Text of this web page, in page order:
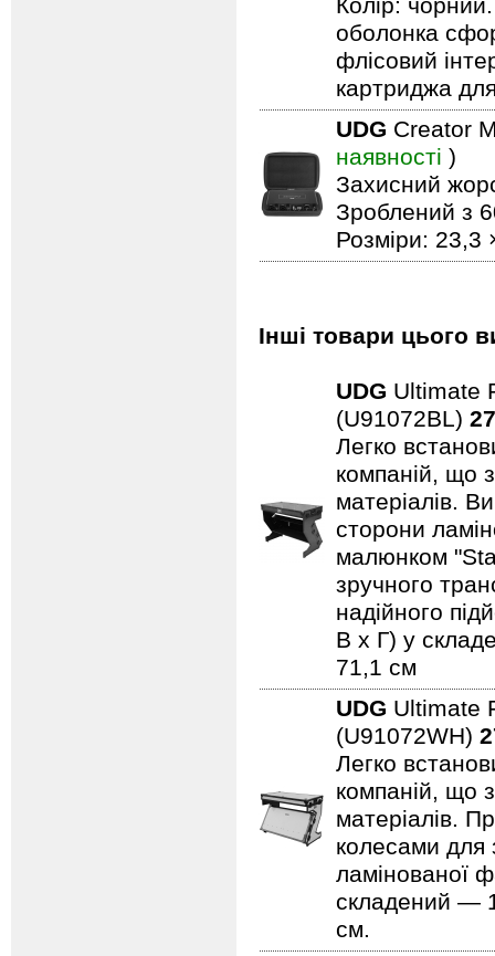
Колір:
оболонка
флісовий
картриджа
UDG Creator
наявності )
Захисний
Зроблений з
Розміри: 23,3
Інші товари цього
UDG Ultimate
(U91072BL)
Легко
компаній, що
матеріалів.
сторони
малюнком
зручного
надійного
В x Г) у
71,1 см
UDG Ultimate
(U91072WH)
Легко
компаній, що
матеріалів.
колесами для
ламінованої
складений —
см.